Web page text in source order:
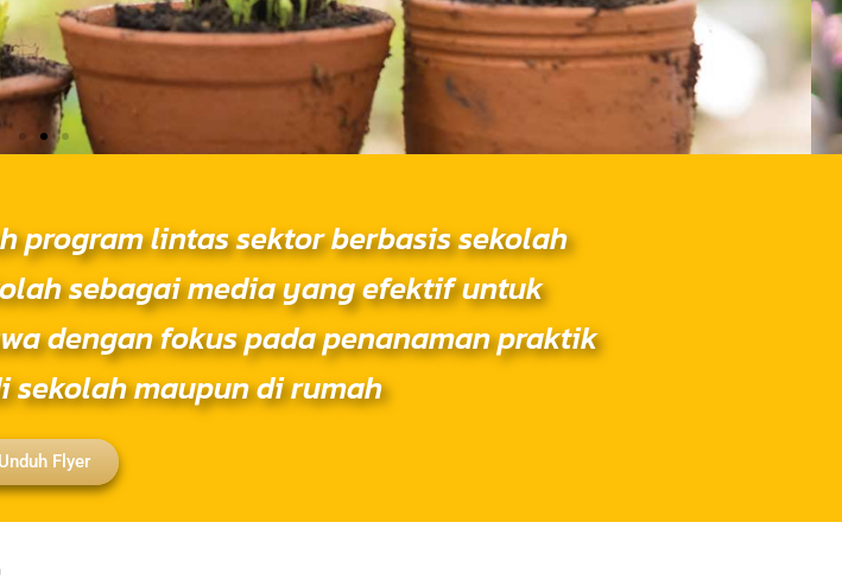
program lintas sektor berbasis sekolah
sebagai media yang efektif untuk
dengan fokus pada penanaman praktik
maupun di rumah
Unduh Flyer